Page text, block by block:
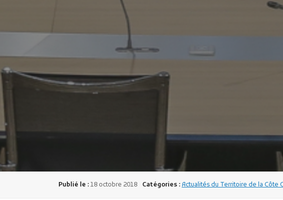
Publié le :18 octobre 2018 Catégories :Actualités du Territoire de la Côte